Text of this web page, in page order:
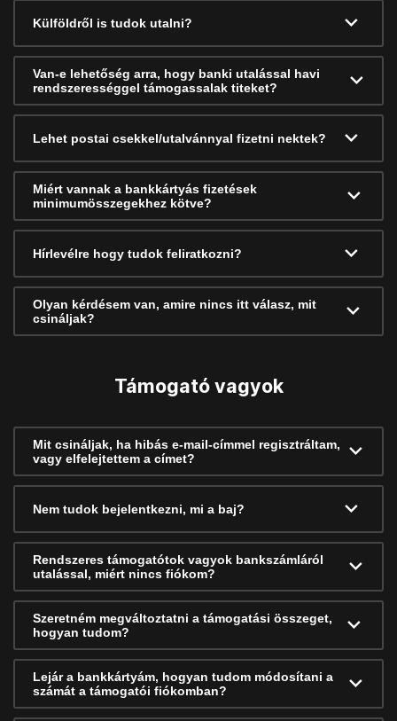
Külföldről is tudok utalni?
Van-e lehetőség arra, hogy banki utalással havi
rendszerességgel támogassalak titeket?
Lehet postai csekkel/utalvánnyal fizetni nektek?
Miért vannak a bankkártyás fizetések
minimumösszegekhez kötve?
Hírlevélre hogy tudok feliratkozni?
Olyan kérdésem van, amire nincs itt válasz, mit
csináljak?
Támogató vagyok
Mit csináljak, ha hibás e-mail-címmel regisztráltam,
vagy elfelejtettem a címet?
Nem tudok bejelentkezni, mi a baj?
Rendszeres támogatótok vagyok bankszámláról
utalással, miért nincs fiókom?
Szeretném megváltoztatni a támogatási összeget,
hogyan tudom?
Lejár a bankkártyám, hogyan tudom módosítani a
számát a támogatói fiókomban?